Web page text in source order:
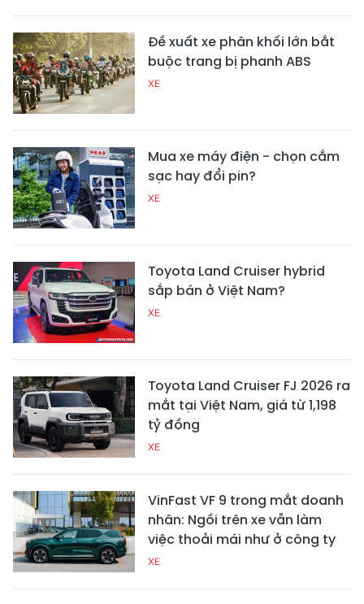
Đề xuất xe phân khối lớn bắt
buộc trang bị phanh ABS
XE
Mua xe máy điện - chọn cắm
sạc hay đổi pin?
XE
Toyota Land Cruiser hybrid
sắp bán ở Việt Nam?
XE
Toyota Land Cruiser FJ 2026 ra
mắt tại Việt Nam, giá từ 1,198
tỷ đồng
XE
VinFast VF 9 trong mắt doanh
nhân: Ngồi trên xe vẫn làm
việc thoải mái như ở công ty
XE